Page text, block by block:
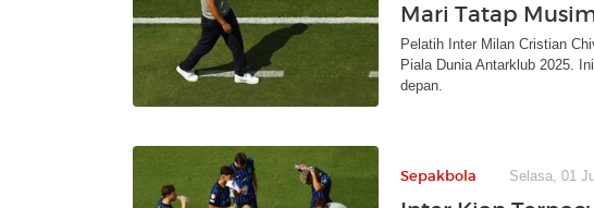
Mari Tatap
Pelatih Inter Milan Cristian
Piala Dunia Antarklub 2025.
depan.
Sepakbola Selasa, 01